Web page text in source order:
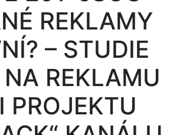
REKLAMY
– STUDIE
NA REKLAMU
PROJEKTU